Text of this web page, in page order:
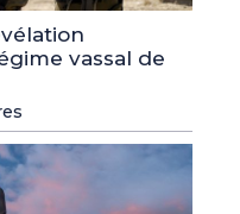
vassal de